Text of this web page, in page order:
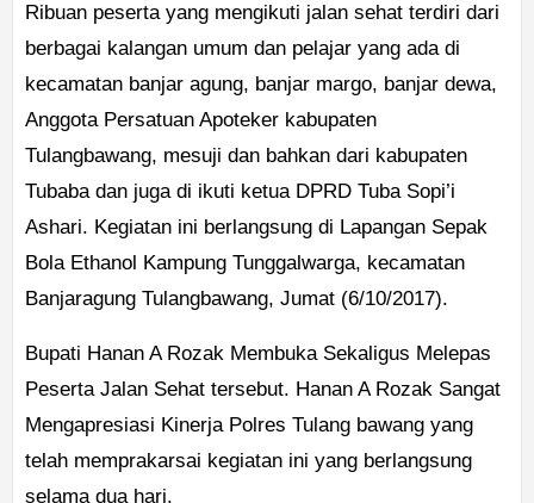
Ribuan peserta yang mengikuti jalan sehat terdiri dari
berbagai kalangan umum dan pelajar yang ada di
kecamatan banjar agung, banjar margo, banjar dewa,
Anggota Persatuan Apoteker kabupaten
Tulangbawang, mesuji dan bahkan dari kabupaten
Tubaba dan juga di ikuti ketua DPRD Tuba Sopi’i
Ashari. Kegiatan ini berlangsung di Lapangan Sepak
Bola Ethanol Kampung Tunggalwarga, kecamatan
Banjaragung Tulangbawang, Jumat (6/10/2017).
Bupati Hanan A Rozak Membuka Sekaligus Melepas
Peserta Jalan Sehat tersebut. Hanan A Rozak Sangat
Mengapresiasi Kinerja Polres Tulang bawang yang
telah memprakarsai kegiatan ini yang berlangsung
selama dua hari.